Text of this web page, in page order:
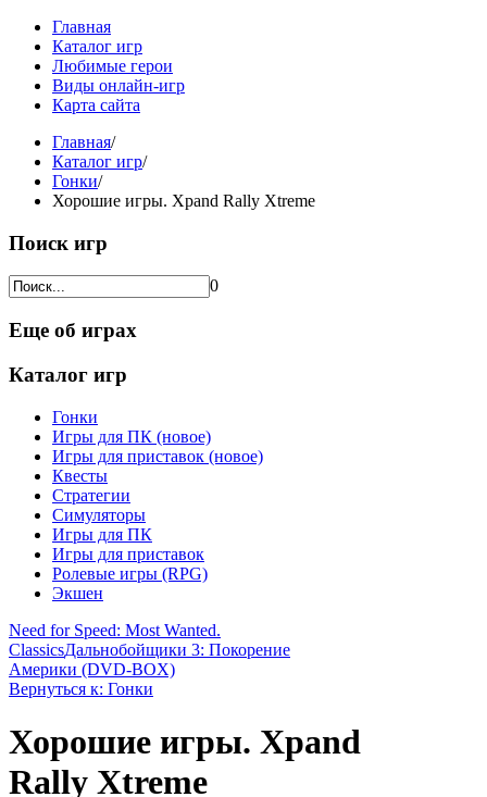
Главная
Каталог игр
Любимые герои
Виды онлайн-игр
Карта сайта
Главная/
Каталог игр/
Гонки/
Хорошие игры. Xpand Rally Xtreme
Поиск игр
0
Еще об играх
Каталог игр
Гонки
Игры для ПК (новое)
Игры для приставок (новое)
Квесты
Стратегии
Симуляторы
Игры для ПК
Игры для приставок
Ролевые игры (RPG)
Экшен
Need for Speed: Most Wanted.
ClassicsДальнобойщики 3: Покорение
Америки (DVD-BOX)
Вернуться к: Гонки
Хорошие игры. Xpand
Rally Xtreme